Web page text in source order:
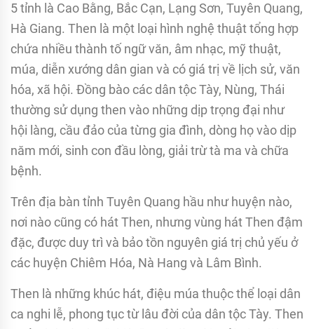
5 tỉnh là Cao Bằng, Bắc Cạn, Lạng Sơn, Tuyên Quang,
Hà Giang. Then là một loại hình nghệ thuật tổng hợp
chứa nhiều thành tố ngữ văn, âm nhạc, mỹ thuật,
múa, diễn xướng dân gian và có giá trị về lịch sử, văn
hóa, xã hội. Đồng bào các dân tộc Tày, Nùng, Thái
thường sử dụng then vào những dịp trọng đại như
hội làng, cầu đảo của từng gia đình, dòng họ vào dịp
năm mới, sinh con đầu lòng, giải trừ tà ma và chữa
bệnh.
Trên địa bàn tỉnh Tuyên Quang hầu như huyện nào,
nơi nào cũng có hát Then, nhưng vùng hát Then đậm
đặc, được duy trì và bảo tồn nguyên giá trị chủ yếu ở
các huyện Chiêm Hóa, Nà Hang và Lâm Bình.
Then là những khúc hát, điệu múa thuộc thể loại dân
ca nghi lễ, phong tục từ lâu đời của dân tộc Tày. Then